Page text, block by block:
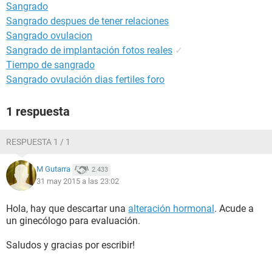
Sangrado
Sangrado despues de tener relaciones
Sangrado ovulacion
Sangrado de implantación fotos reales ✓
Tiempo de sangrado
Sangrado ovulación dias fertiles foro
1 respuesta
RESPUESTA 1 / 1
M Gutarra 2.433
31 may 2015 a las 23:02
Hola, hay que descartar una alteración hormonal. Acude a
un ginecólogo para evaluación.
Saludos y gracias por escribir!